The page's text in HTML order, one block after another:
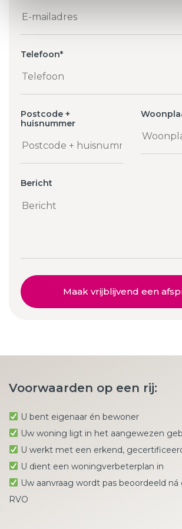
Telefoon*
Postcode +
huisnummer
Bericht
Maak vrijblijvend een
Voorwaarden op een rij:
U bent eigenaar én bewoner
Uw woning ligt in het aangewezen
U werkt met een erkend,
U dient een woningverbeterplan in
Uw aanvraag wordt pas beoordeeld
RVO